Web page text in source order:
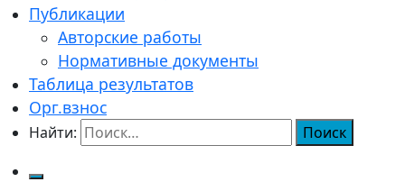
Публикации
Авторские работы
Нормативные документы
Таблица результатов
Орг.взнос
Найти: